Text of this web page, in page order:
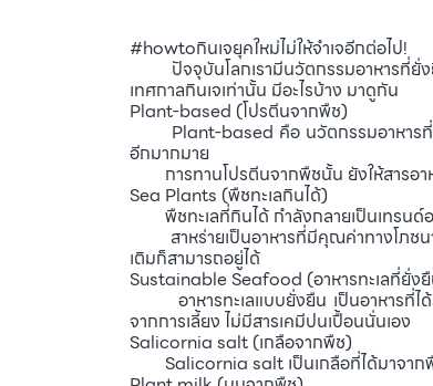
#howtoกินเจยุคใหม่ไม่ให้จำเจอีกต่อไป!
ปัจจุบันโลกเรามีนวัตกรรมอาหารที่ยั่งยืน
เทศกาลกินเจเท่านั้น มีอะไรบ้าง มาดูกัน
Plant-based (โปรตีนจากพืช)
Plant-based คือ นวัตกรรมอาหารที่ทำ
อีกมากมาย
การทานโปรตีนจากพืชนั้น ยังให้สารอาห
Sea Plants (พืชทะเลกินได้)
พืชทะเลที่กินได้ กำลังกลายเป็นเทรนด์อ
สาหร่ายเป็นอาหารที่มีคุณค่าทางโภชนา
เติมก็สามารถอยู่ได้
Sustainable Seafood (อาหารทะเลที่ยั่ง
อาหารทะเลแบบยั่งยืน เป็นอาหารที่ได้
จากการเลี้ยง ไม่มีสารเคมีปนเปื้อนนั่นเอง
Salicornia salt (เกลือจากพืช)
Salicornia salt เป็นเกลือที่ได้มาจากพืช